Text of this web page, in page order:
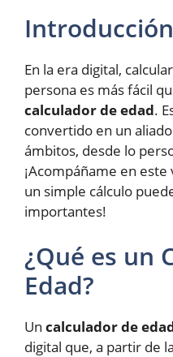
Introducción
En la era digital,
persona es más fácil
calculador de edad.
convertido en un
ámbitos, desde lo
¡Acompáñame en
un simple cálculo
importantes!
¿Qué es un
Edad?
Un calculador de
digital que, a partir de